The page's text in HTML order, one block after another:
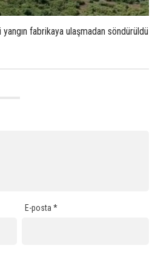
fabrikaya ulaşmadan söndürüldü
E-posta*